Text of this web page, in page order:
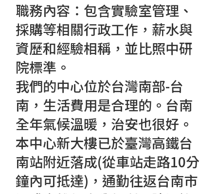
職務內容：包含實驗室管理、
採購等相關行政工作，薪水與
資歷和經驗相稱，並比照中研
院標準。
我們的中心位於台灣南部-台
南，生活費用是合理的。台南
全年氣候溫暖，治安也很好。
本中心新大樓已於臺灣高鐵台
南站附近落成(從車站走路10分
鐘內可抵達)，通勤往返台南市